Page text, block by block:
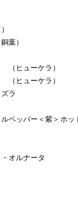
葉）
ヒューケラ）
ヒューケラ）
ラ
ペッパー＜紫＞ホ
オルナータ